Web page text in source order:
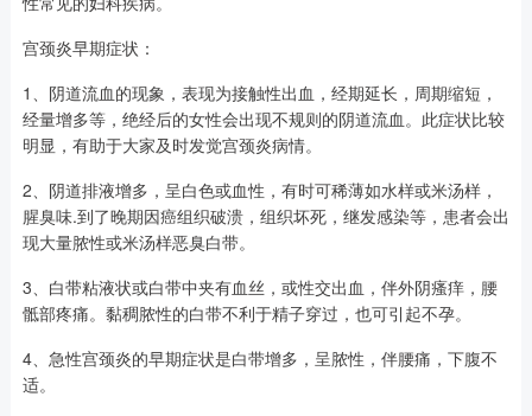
宫颈炎早期症状：
1、阴道流血的现象，表现为接触性出血，经期延长，周期缩短，
经量增多等，绝经后的女性会出现不规则的阴道流血。此症状比较
明显，有助于大家及时发觉宫颈炎病情。
2、阴道排液增多，呈白色或血性，有时可稀薄如水样或米汤样，
腥臭味.到了晚期因癌组织破溃，组织坏死，继发感染等，患者会出
现大量脓性或米汤样恶臭白带。
3、白带粘液状或白带中夹有血丝，或性交出血，伴外阴瘙痒，腰
骶部疼痛。黏稠脓性的白带不利于精子穿过，也可引起不孕。
4、急性宫颈炎的早期症状是白带增多，呈脓性，伴腰痛，下腹不
适。